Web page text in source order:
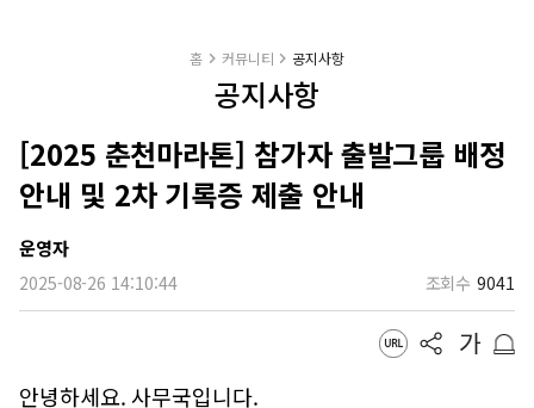
홈 커뮤니티 공지사항
공지사항
[2025 춘천마라톤] 참가자 출발그룹 배정
안내 및 2차 기록증 제출 안내
운영자
2025-08-26 14:10:44 조회수 9041
안녕하세요. 사무국입니다.